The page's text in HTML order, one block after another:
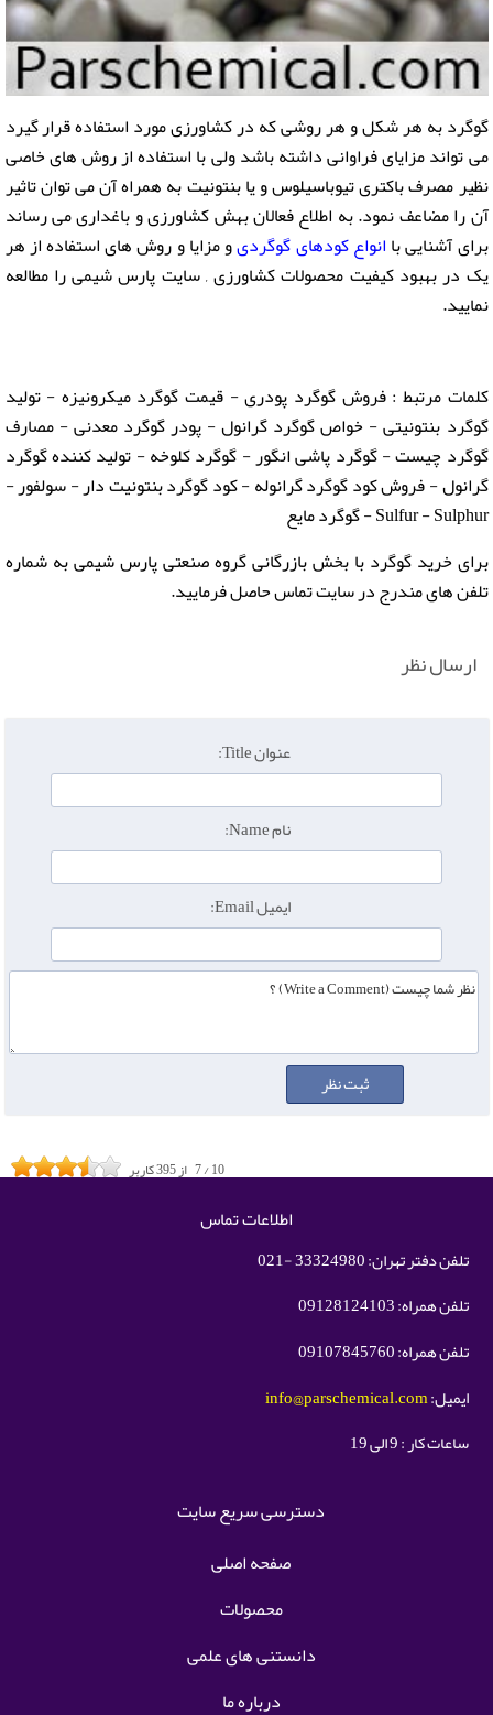
گوگرد به هر شکل و هر روشی که در کشاورزی مورد استفاده قرار گیرد
می تواند مزایای فراوانی داشته باشد ولی با استفاده از روش های خاصی
نظیر مصرف باکتری تیوباسیلوس و یا بنتونیت به همراه آن می توان تاثیر
آن را مضاعف نمود. به اطلاع فعالان بهش کشاورزی و باغداری می رساند
برای آشنایی باانواع کودهای گوگردیو مزایا و روش های استفاده از هر
یک در بهبود کیفیت محصولات کشاورزی , سایت پارس شیمی را مطالعه
نمایید.
کلمات مرتبط : فروش گوگرد پودری - قیمت گوگرد میکرونیزه - تولید
گوگرد بنتونیتی - خواص گوگرد گرانول - پودر گوگرد معدنی - مصارف
گوگرد چیست - گوگرد پاشی انگور - گوگرد کلوخه - تولید کننده گوگرد
گرانول - فروش کود گوگرد گرانوله - کود گوگرد بنتونیت دار - سولفور -
Sulfur - Sulphur - گوگرد مایع
برای خرید گوگرد با بخش بازرگانی گروه صنعتی پارس شیمی به شماره
تلفن های مندرج در سایت تماس حاصل فرمایید.
ارسال نظر
عنوان Title:
نام Name:
ایمیل Email:
7/10 از395کاربر
اطلاعات تماس
تلفن دفتر تهران: 33324980 -021
تلفن همراه: 09128124103
تلفن همراه: 09107845760
ایمیل:info@parschemical.com
ساعات کار : 9 الی 19
دسترسی سریع سایت
صفحه اصلی
محصولات
دانستنی های علمی
درباره ما